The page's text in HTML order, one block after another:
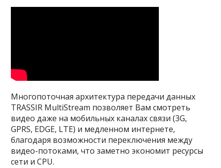
Многопоточная архитектура передачи данных
TRASSIR MultiStream позволяет Вам смотреть
видео даже на мобильных каналах связи (3G,
GPRS, EDGE, LTE) и медленном интернете,
благодаря возможности переключения между
видео-потоками, что заметно экономит ресурсы
сети и CPU.